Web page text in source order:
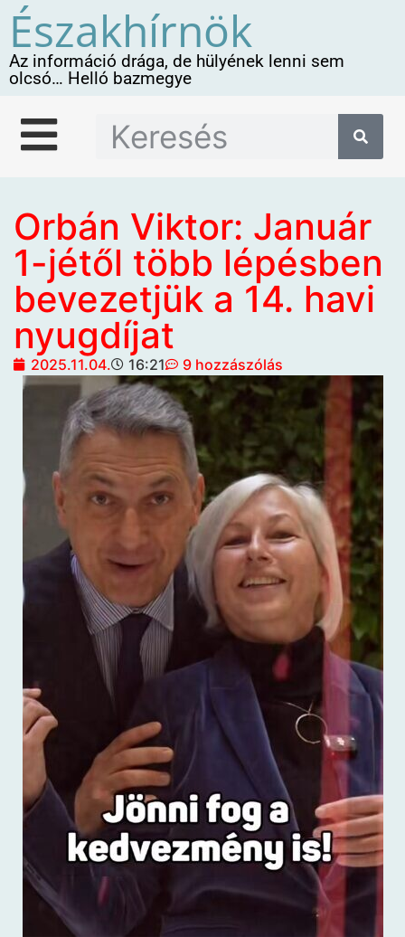
Északhírnök
Az információ drága, de hülyének lenni sem
olcsó… Helló bazmegye
Orbán Viktor: Január
1-jétől több lépésben
bevezetjük a 14. havi
nyugdíjat
2025.11.04. 16:21 9 hozzászólás